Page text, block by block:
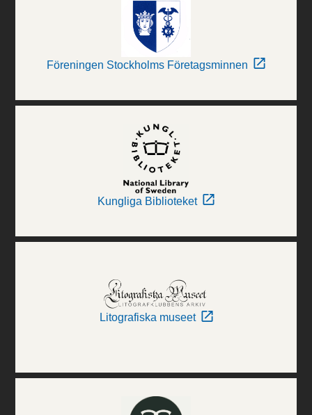
Föreningen Stockholms Företagsminnen
Kungliga Biblioteket
Litografiska museet